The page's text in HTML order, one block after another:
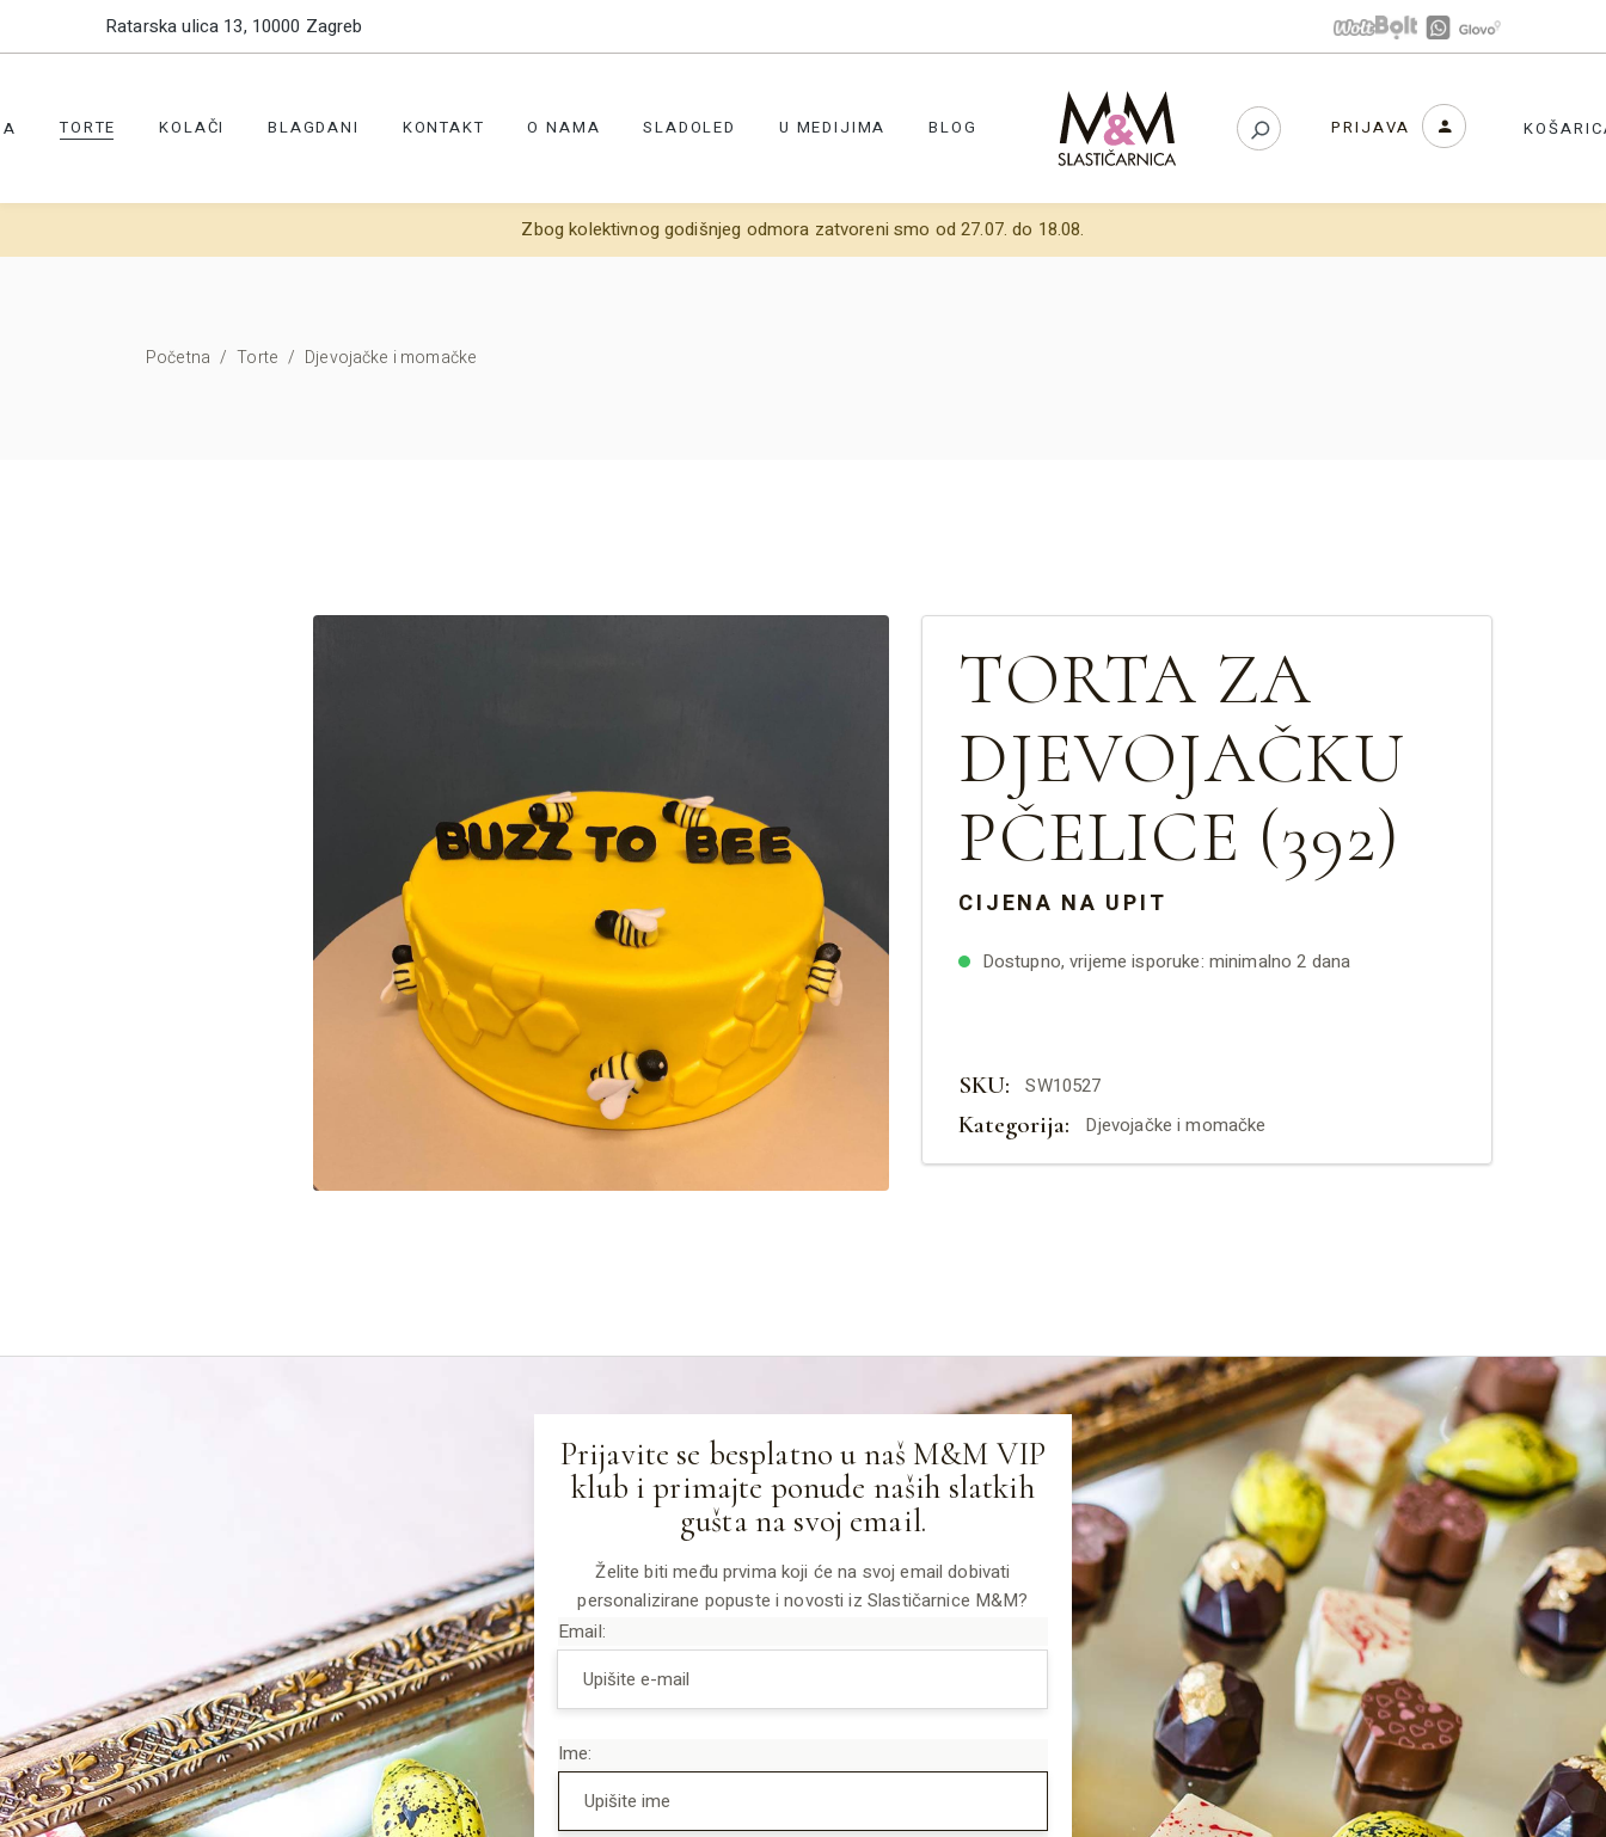
Ratarska ulica 13, 10000 Zagreb
TORTE KOLAČI BLAGDANI KONTAKT O NAMA SLADOLED U MEDIJIMA BLOG PRIJAVA
Zbog kolektivnog godišnjeg odmora zatvoreni smo od 27.07. do 18.08.
Početna / Torte / Djevojačke i momačke
TORTA ZA
DJEVOJAČKU
PČELICE (392)
CIJENA NA UPIT
Dostupno, vrijeme isporuke: minimalno 2 dana
SKU: SW10527
Kategorija: Djevojačke i momačke
Prijavite se besplatno u naš M&M VIP
klub i primajte ponude naših slatkih
gušta na svoj email.
Želite biti među prvima koji će na svoj email dobivati
personalizirane popuste i novosti iz Slastičarnice M&M?
Email:
Ime: